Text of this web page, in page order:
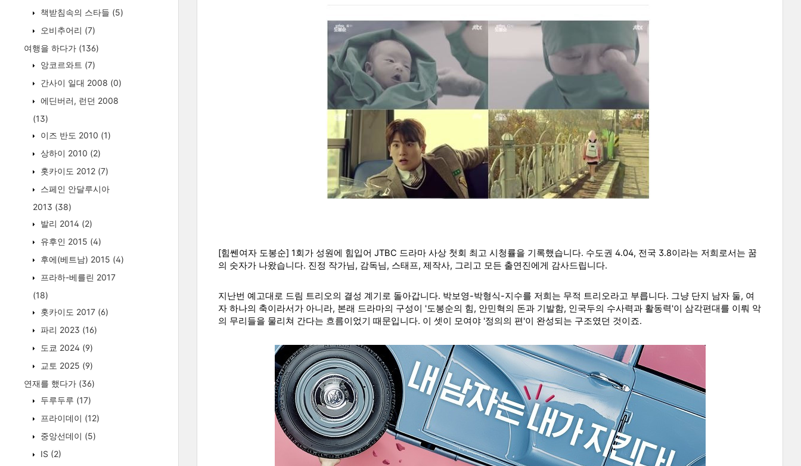
책받침속의 스타들 (5)
오비추어리 (7)
여행을 하다가 (136)
앙코르와트 (7)
간사이 일대 2008 (0)
에딘버러, 런던 2008
(13)
이즈 반도 2010 (1)
상하이 2010 (2)
홋카이도 2012 (7)
스페인 안달루시아
2013 (38)
발리 2014 (2)
유후인 2015 (4)
후에(베트남) 2015 (4)
프라하-베를린 2017
(18)
홋카이도 2017 (6)
파리 2023 (16)
도쿄 2024 (9)
교토 2025 (9)
연재를 했다가 (36)
두루두루 (17)
프라이데이 (12)
중앙선데이 (5)
IS (2)
[힘쎈여자 도봉순] 1회가 성원에 힘입어 JTBC 드라마 사상 첫회 최고 시청률을 기록했습니다. 수도권 4.04, 전국 3.8이라는 저희로서는 꿈
의 숫자가 나왔습니다. 진정 작가님, 감독님, 스태프, 제작사, 그리고 모든 출연진에게 감사드립니다.
지난번 예고대로 드림 트리오의 결성 계기로 돌아갑니다. 박보영-박형식-지수를 저희는 무적 트리오라고 부릅니다. 그냥 단지 남자 둘, 여
자 하나의 축이라서가 아니라, 본래 드라마의 구성이 '도봉순의 힘, 안민혁의 돈과 기발함, 인국두의 수사력과 활동력'이 삼각편대를 이뤄 악
의 무리들을 물리쳐 간다는 흐름이었기 때문입니다. 이 셋이 모여야 '정의의 편'이 완성되는 구조였던 것이죠.